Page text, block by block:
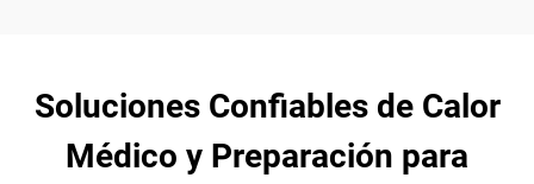
Soluciones Confiables de Calor
Médico y Preparación para